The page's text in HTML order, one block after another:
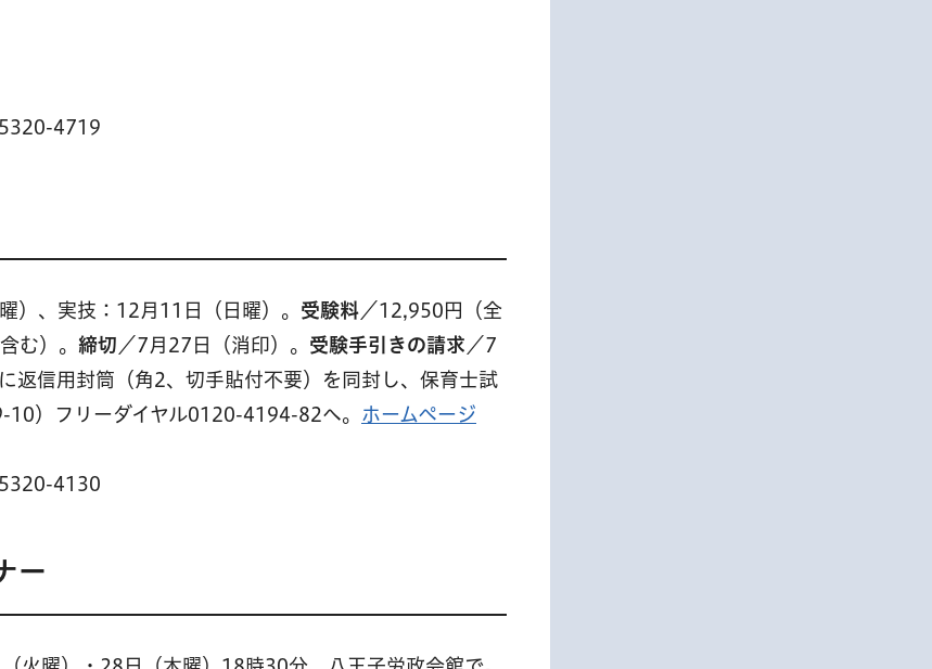
4719
）、実技：12月11日（日曜）。 受験料 ／12,950円（全
む）。 締切 ／7月27日（消印）。 受験手引きの請求 ／7
返信用封筒（角2、切手貼付不要）を同封し、保育士試
）フリーダイヤル0120-4194-82へ。
ホームページ
4130
ー